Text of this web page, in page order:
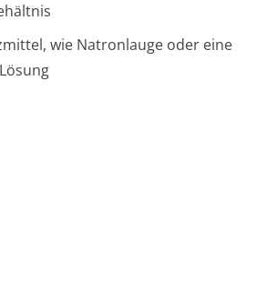
wie Natronlauge oder eine